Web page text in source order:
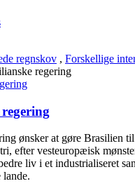
regnskov , Forskellige
regering
ønsker at gøre Brasilien
efter vesteuropæisk
liv i et industrialiseret
lande.